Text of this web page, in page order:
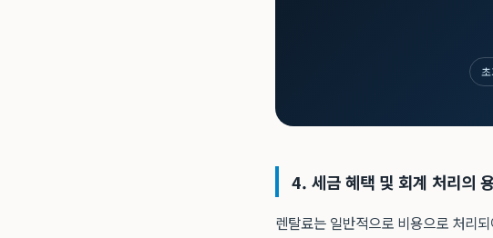
4. 세금 혜택 및 회계 처리의
렌탈료는 일반적으로 비용으로 처리